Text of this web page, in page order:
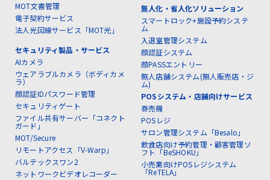
MOT文書管理
電子契約サービス
法人光回線サービス「MOT光」
セキュリティ製品・サービス
AIカメラ
ウェアラブルカメラ（ボディカメ
ラ）
顔認証IDパスワード管理
セキュリティゲート
ファイル共有サーバー「コネクト
ガード」
MOT/Secure
リモートアクセス「V-Warp」
バルテックスワン2
ネットワークビデオレコーダー
無人化・省人化ソリューション
スマートロック+施設予約システ
ム
入退室管理システム
顔認証システム
顔PASSエントリー
無人店舗システム(無人販売店・ジ
ム)
POSシステム・店舗向けサービス
券売機
POSレジ
サロン管理システム「Besalo」
飲食店向け予約管理・顧客管理ソ
フト「BeSHOKU」
小売業向けPOSレジシステム
「ReTELA」